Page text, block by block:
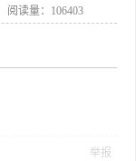
阅读量： 106403
举报